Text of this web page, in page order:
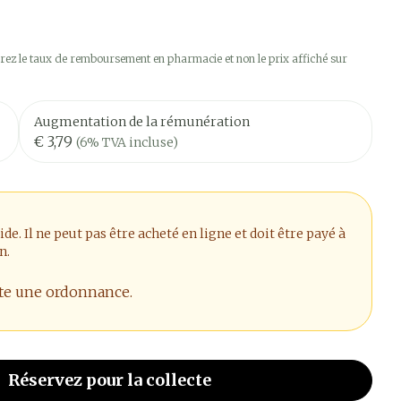
le taux de remboursement en pharmacie et non le prix affiché sur
Augmentation de la rémunération
€ 3,79 (6% TVA incluse)
Il ne peut pas être acheté en ligne et doit être payé à
une ordonnance.
Réservezpour la collecte